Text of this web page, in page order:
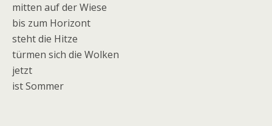
mitten auf der Wiese
bis zum Horizont
steht die Hitze
türmen sich die Wolken
jetzt
ist Sommer